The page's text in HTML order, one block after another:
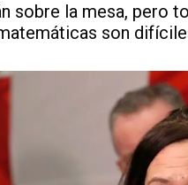
sobre la mesa, pero
son